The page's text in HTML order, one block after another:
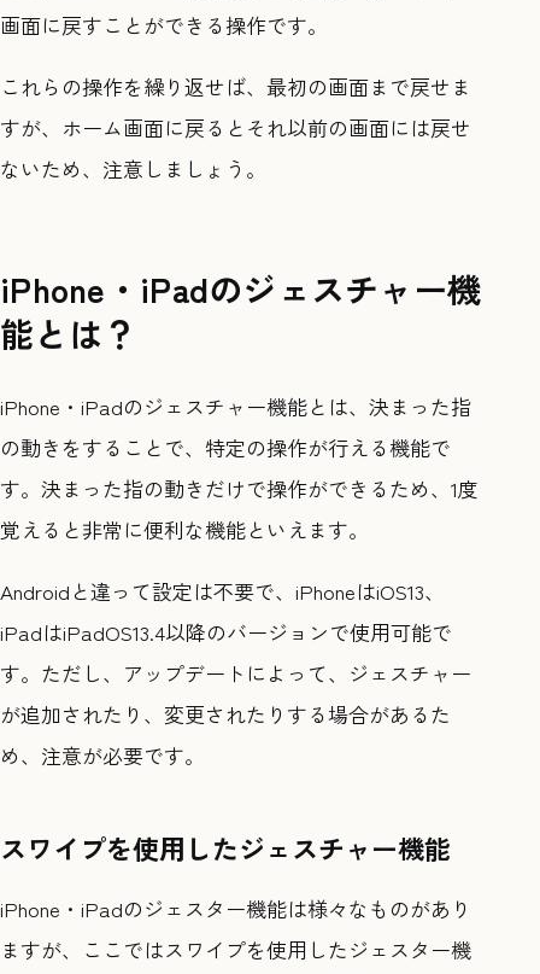
画面に戻すことができる操作です。
これらの操作を繰り返せば、最初の画面まで戻せま
すが、ホーム画面に戻るとそれ以前の画面には戻せ
ないため、注意しましょう。
iPhone・iPadのジェスチャー機
能とは？
iPhone・iPadのジェスチャー機能とは、決まった指
の動きをすることで、特定の操作が行える機能で
す。決まった指の動きだけで操作ができるため、1度
覚えると非常に便利な機能といえます。
Androidと違って設定は不要で、iPhoneはiOS13、
iPadはiPadOS13.4以降のバージョンで使用可能で
す。ただし、アップデートによって、ジェスチャー
が追加されたり、変更されたりする場合があるた
め、注意が必要です。
スワイプを使用したジェスチャー機能
iPhone・iPadのジェスター機能は様々なものがあり
ますが、ここではスワイプを使用したジェスター機